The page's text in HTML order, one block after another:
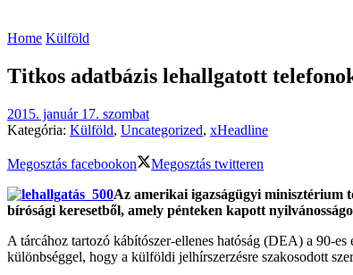
Home Külföld
Titkos adatbázis lehallgatott
2015. január 17. szombat
Kategória: Külföld, Uncategorized, xHeadline
Megosztás facebookon
Megosztás twitteren
Az amerikai igazságügyi minisztérium
bírósági keresetből, amely pénteken kapott
A tárcához tartozó kábítószer-ellenes hatóság (DEA) a 90-
különbséggel, hogy a külföldi jelhírszerzésre szakosodott